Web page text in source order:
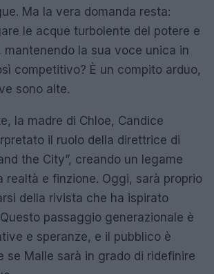
Ma la vera domanda resta:
le acque turbolente del potere e
la sua voce unica in
competitivo? È un compito arduo,
sono alte.
la madre di Chloe, Candice
il ruolo della direttrice di
the City”, creando un legame
realtà e finzione. Oggi, sarà proprio
della rivista che ha ispirato
passaggio generazionale è
e speranze, e il pubblico è
se Malle sarà in grado di ridefinire